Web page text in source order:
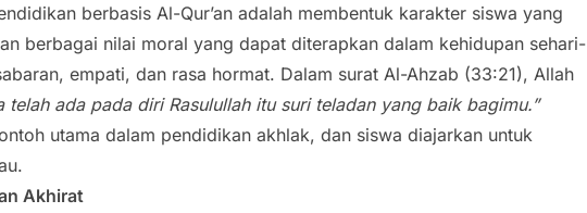
berbasis Al-Qur’an adalah membentuk karakter siswa yang
berbagai nilai moral yang dapat diterapkan dalam kehidupan sehari-
empati, dan rasa hormat. Dalam surat Al-Ahzab (33:21), Allah
telah ada pada diri Rasulullah itu suri teladan yang baik bagimu.”
utama dalam pendidikan akhlak, dan siswa diajarkan untuk
Akhirat